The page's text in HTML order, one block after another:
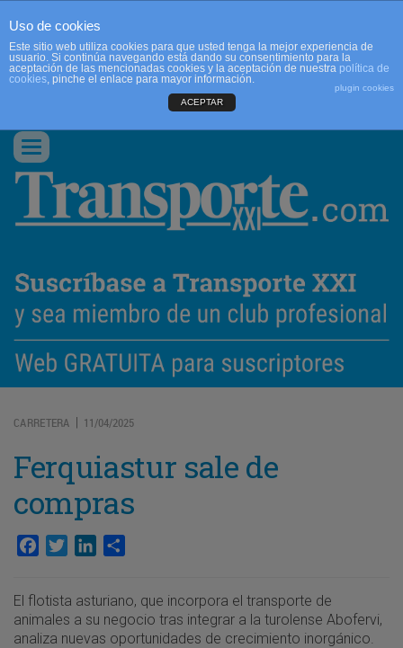
CONTACTO
Conmutar
navegación
CARRETERA | 11/04/2025
Ferquiastur sale de
compras
Facebook
TwitterLinkedIn
El flotista asturiano, que incorpora el transporte de
animales a su negocio tras integrar a la turolense Abofervi,
analiza nuevas oportunidades de crecimiento inorgánico.
Uso de cookies
Este sitio web utiliza cookies para que usted tenga la mejor experiencia de
usuario. Si continúa navegando está dando su consentimiento para la
aceptación de las mencionadas cookies y la aceptación de nuestra política de
cookies, pinche el enlace para mayor información.
plugin cookies
ACEPTAR